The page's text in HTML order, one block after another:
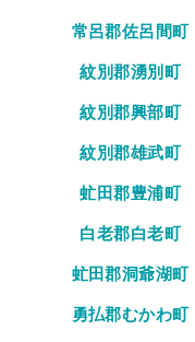
常呂郡佐呂間町
紋別郡湧別町
紋別郡興部町
紋別郡雄武町
虻田郡豊浦町
白老郡白老町
虻田郡洞爺湖町
勇払郡むかわ町